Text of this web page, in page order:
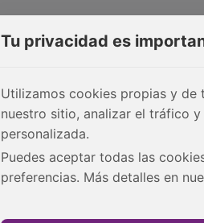
Tu privacidad es
Utilizamos cookies propias y de
nuestro sitio, analizar el tráfico
personalizada.
Puedes aceptar todas las
preferencias. Más detalles en